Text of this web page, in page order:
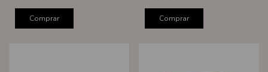
Comprar Comprar